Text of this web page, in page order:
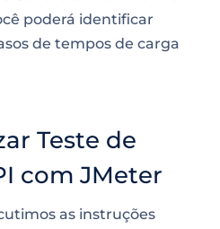
poderá identificar
de tempos de carga
Teste de
com JMeter
as instruções